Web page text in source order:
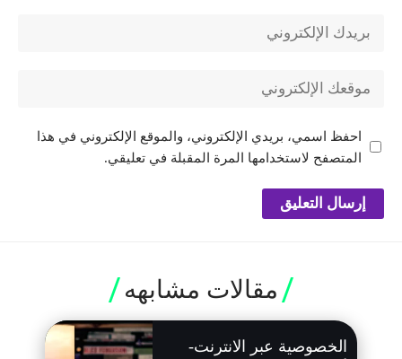
احفظ اسمي، بريدي الإلكتروني، والموقع الإلكتروني في هذا
المتصفح لاستخدامها المرة المقبلة في تعليقي.
مقالات مشابهه
الخصوصية عبر الانترنت-